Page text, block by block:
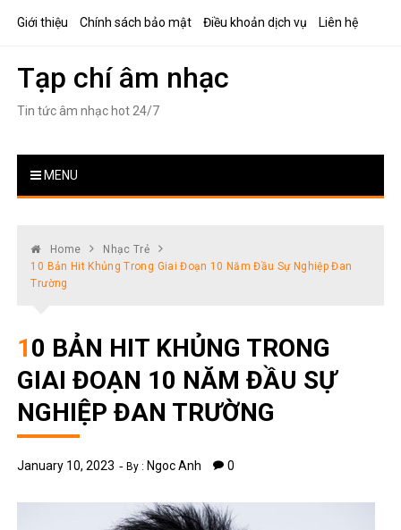
Giới thiệu Chính sách bảo mật Điều khoản dịch vụ Liên hệ
Tạp chí âm nhạc
Tin tức âm nhạc hot 24/7
MENU
Home
Nhạc Trẻ
10 Bản Hit Khủng Trong Giai Đoạn 10 Năm Đầu Sự Nghiệp Đan
Trường
10 BẢN HIT KHỦNG TRONG
GIAI ĐOẠN 10 NĂM ĐẦU SỰ
NGHIỆP ĐAN TRƯỜNG
January 10, 2023 By : Ngoc Anh 0